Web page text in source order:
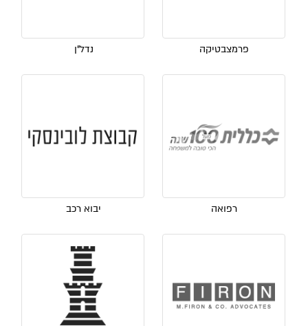
פרמצבטיקה נדל"ן
רפואה יבוא רכב